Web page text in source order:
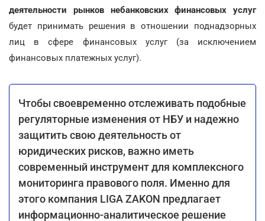
деятельности рынков небанковских финансовых услуг
будет принимать решения в отношении поднадзорных
лиц в сфере финансовых услуг (за исключением
финансовых платежных услуг).
Чтобы своевременно отслеживать подобные
регуляторные изменения от НБУ и надежно
защитить свою деятельность от
юридических рисков, важно иметь
современный инструмент для комплексного
мониторинга правового поля. Именно для
этого компания LIGA ZAKON предлагает
информационно-аналитическое решение